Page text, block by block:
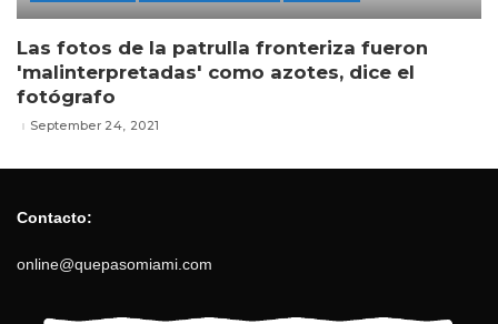
Las fotos de la patrulla fronteriza fueron
'malinterpretadas' como azotes, dice el
fotógrafo
September 24, 2021
Contacto:
online@quepasomiami.com